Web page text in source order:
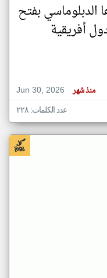
بفتح
Jun 30, 2026
منذ شهر
عدد الكلمات: ٢٢٨